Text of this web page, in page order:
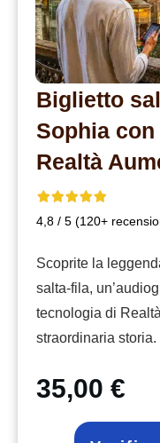
Biglietto
Sophia
Realtà
4,8 / 5 (120+
Scoprite la
salta-fila,
tecnologia di
straordinaria storia.
35,00 €